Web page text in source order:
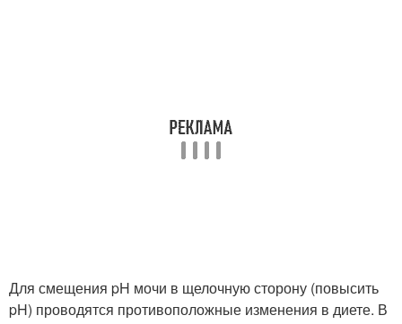
Для смещения pH мочи в щелочную сторону (повысить
pH) проводятся противоположные изменения в диете. В